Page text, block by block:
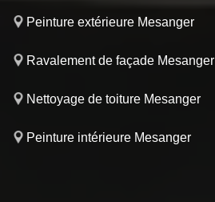
Peinture extérieure Mesanger
Ravalement de façade Mesanger
Nettoyage de toiture Mesanger
Peinture intérieure Mesanger